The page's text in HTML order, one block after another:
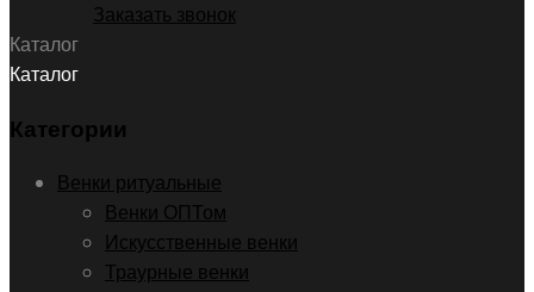
Заказать звонок
Каталог
Каталог
Категории
Венки ритуальные
Венки ОПТом
Искусственные венки
Траурные венки